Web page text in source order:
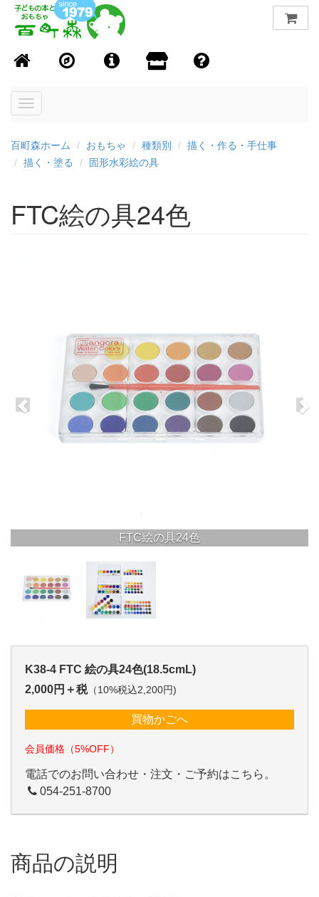
Toggle
百町森ホーム おもちゃ 種類別
描く・作る・手仕事
描く・塗る
固形水彩絵の具
FTC絵の具24色
FTC絵の具24色
K38-4 FTC 絵の具24色(18.5cmL)
2,000円＋税（10%税込2,200円)
買物かごへ
会員価格（5%OFF）
電話でのお問い合わせ・注文・ご予約はこちら。
054-251-8700
商品の説明